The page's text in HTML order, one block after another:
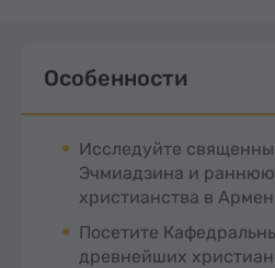
Особенности
Исследуйте
Эчмиадзина и
христианства в
Посетите
древнейших